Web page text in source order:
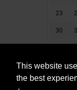
This website
the best
23
30